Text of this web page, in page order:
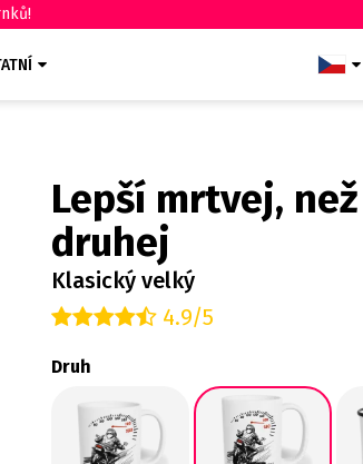
Lepší mrtvej, než
druhej
Klasický velký
4.9/5
Druh